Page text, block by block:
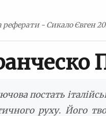
реферати - Сикало Євген
постать
руху. Його